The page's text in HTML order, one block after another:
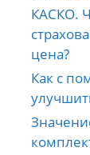
КАСКО.
цена?
Как с